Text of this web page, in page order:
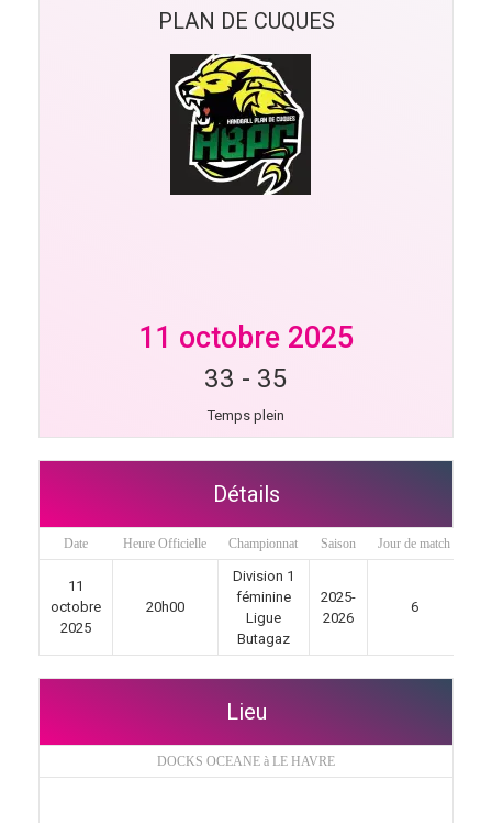
PLAN DE CUQUES
11 octobre 2025
33 - 35
Temps plein
Détails
Date Heure Officielle Championnat Saison Jour de match
11
octobre
2025
20h00
Division 1
féminine
Ligue
Butagaz
2025-
2026
6
Lieu
DOCKS OCEANE à LE HAVRE